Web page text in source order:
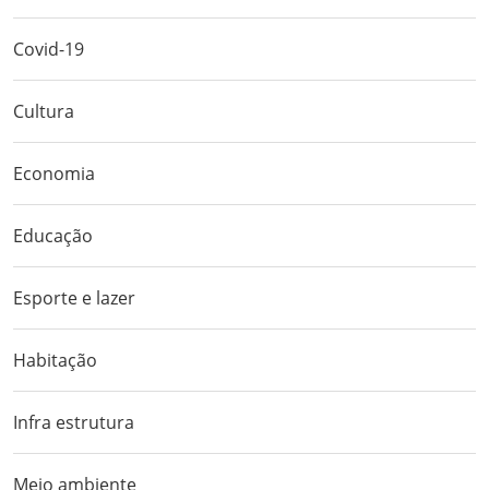
Covid-19
Cultura
Economia
Educação
Esporte e lazer
Habitação
Infra estrutura
Meio ambiente